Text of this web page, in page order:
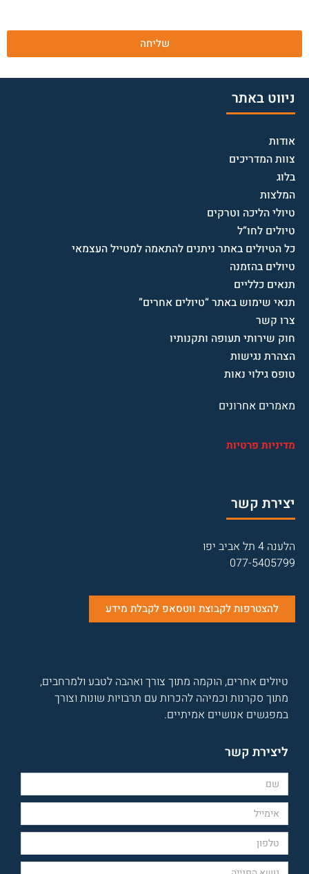
שליחה
ניווט באתר
אודות
צוות המדריכים
בלוג
המלצות
טיולי הליכה וטרקים
טיולים לחו”ל
כל הטיולים באתר ניתנים להתאמה למטייל העצמאי
טיולים בהזמנה
תנאים כלליים
תנאי שימוש באתר “טיולים אחרים”
צרו קשר
חוק שירותי תעופה ותקנותיו
הצהרת נגישות
טופס גילוי נאות
מאמרים אחרונים
מדיניות פרטיות
יצירת קשר
הלענה 4 תל אביב יפו
077-5405799
להצטרפות לקבוצת ווטסאפ לקבלת מידע
טיולים אחרים, הוקמה מתוך צורך ואהבה לטבע ולמרחבים,
מתוך סקרנות וכמיהה להכרות עם תרבויות שונות וצורך
במפגשים אנושיים אמיתיים.
ליצירת קשר